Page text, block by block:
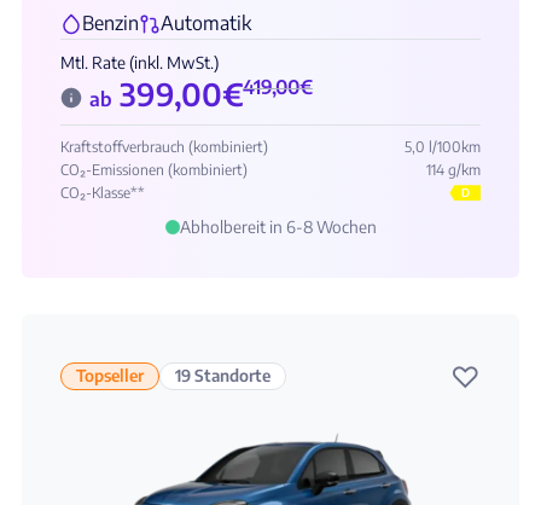
Benzin Automatik
Mtl. Rate (inkl. MwSt.)
ab 419,00€
399,00€
Kraftstoffverbrauch (kombiniert)
5,0 l/100km
CO₂-Emissionen (kombiniert)
114 g/km
CO₂-Klasse**
D
Abholbereit in 6-8 Wochen
Topseller 19 Standorte ♡